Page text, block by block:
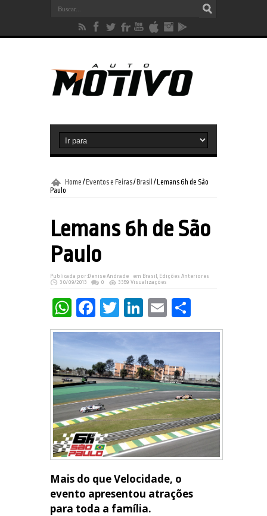
Home / Eventos e Feiras/ Brasil / Lemans 6h de São
Paulo
Lemans 6h de São
Paulo
Publicada por: Denise Andrade em Brasil , Edições Anteriores
30/09/2013
0 3359 Visualizações
WhatsApp
Facebook
Twitter
LinkedIn
Email
Mais do que Velocidade, o
evento apresentou atrações
para toda a família.